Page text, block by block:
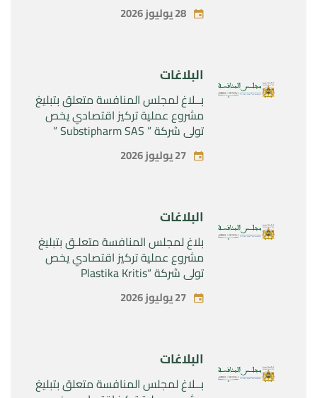
28 يوليوز 2026
البلاغات
بــلاغ لمجلس المنافسة متعلق بتبليغ
مشروع عملية تركيز اقتصادي يخص
تولي شركة ” Substipharm SAS ”
المراقبة الحصرية للأصول والحقوق
المتعلقة بالمنتجين الصيدلانيين”
27 يوليوز 2026
البلاغات
بلاغ لمجلس المنافسة متعلـق بتبليغ
مشروع عملية تركيز اقتصادي يخص
تولي شركة “Plastika Kritis
SA”المراقبة الحصرية لشركة
“Naturplas Industrial SARL” 27 يوليوز 2026
البلاغات
بــلاغ لمجلس المنافسة متعلق بتبليغ